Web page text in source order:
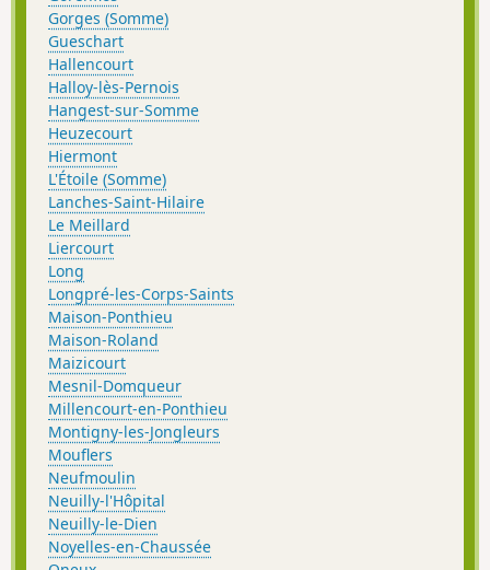
Gorges (Somme)
Gueschart
Hallencourt
Halloy-lès-Pernois
Hangest-sur-Somme
Heuzecourt
Hiermont
L'Étoile (Somme)
Lanches-Saint-Hilaire
Le Meillard
Liercourt
Long
Longpré-les-Corps-Saints
Maison-Ponthieu
Maison-Roland
Maizicourt
Mesnil-Domqueur
Millencourt-en-Ponthieu
Montigny-les-Jongleurs
Mouflers
Neufmoulin
Neuilly-l'Hôpital
Neuilly-le-Dien
Noyelles-en-Chaussée